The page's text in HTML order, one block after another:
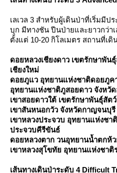
เลเวล 3 สำหรับผู้เดินป่าที่เริ่มมีป
บุก มีทางชัน ปีนป่ายและยาวกว่า
ตั้งแต่ 10-20 กิโลเมตร สถานที่เ
ดอยหลวงเชียงดาว เขตรักษาพัน
เชียงใหม่
ดอยภูแว อุทยานแห่งชาติดอยภูค
อุทยานแห่งชาติภูสอยดาว จังหวั
เขาสอยดาวใต้ เขตรักษาพันธุ์สัต
เขาสันหนอกวัว จังหวัดกาญจนบุรี
เขาหลวงประจวบ อุทยานแห่งชา
ประจวบคีรีขันธ์
ดอยหลวงตาก วนอุทยานน้ำตกห้
เขาหลวงสุโขทัย อุทยานแห่งชา
เส้นทางเดินป่าระดับ 4 Difficult